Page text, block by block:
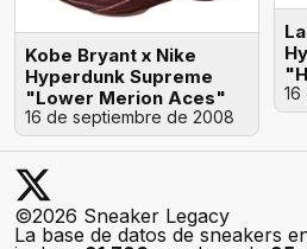
Kobe Bryant x Nike
Hyperdunk Supreme
"Lower Merion Aces"
16 de septiembre de 2008
©2026 Sneaker Legacy
La base de datos de sneakers